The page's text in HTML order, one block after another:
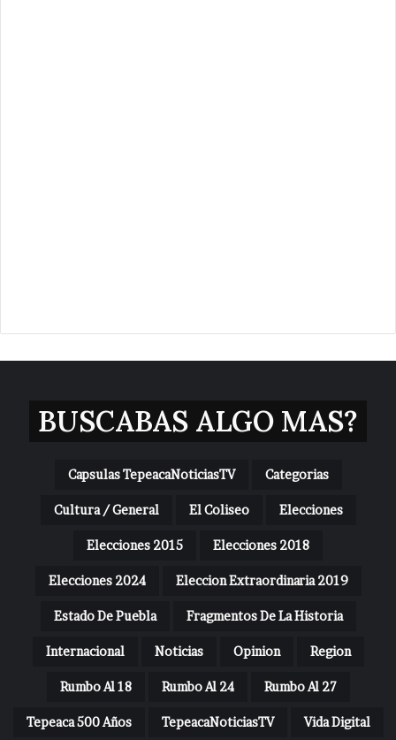
BUSCABAS ALGO MAS?
Capsulas TepeacaNoticiasTV Categorias
Cultura / General El Coliseo Elecciones
Elecciones 2015 Elecciones 2018
Elecciones 2024 Eleccion Extraordinaria 2019
Estado De Puebla Fragmentos De La Historia
Internacional Noticias Opinion Region
Rumbo Al 18 Rumbo Al 24 Rumbo Al 27
Tepeaca 500 Años TepeacaNoticiasTV Vida Digital